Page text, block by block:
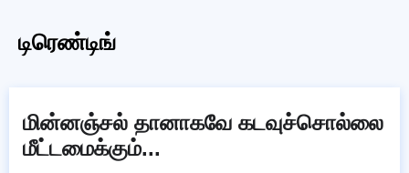
டிரெண்டிங்
மின்னஞ்சல் தானாகவே கடவுச்சொல்லை
மீட்டமைக்கும்...